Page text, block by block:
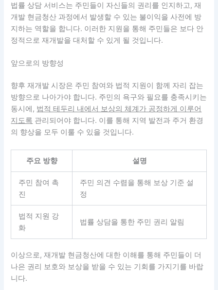
법률 상담 서비스는 주민들이 자신들의 권리를 인지하고, 재
개발 현금청산 과정에서 발생할 수 있는 불이익을 사전에 방
지하는 역할을 합니다. 이러한 지원을 통해 주민들은 보다 안
정적으로 재개발을 대처할 수 있게 될 것입니다.
앞으로의 방향성
향후 재개발 시장은 주민 참여와 법적 지원이 함께 자리 잡는
방향으로 나아가야 합니다. 주민의 욕구와 필요를 충족시키는
동시에, 법적 테두리 내에서 보상의 체계가 공정하게 이루어
지도록 관리되어야 합니다. 이를 통해 지역 발전과 주거 환경
의 향상을 모두 이룰 수 있을 것입니다.
주요 방향 설명
주민 참여 촉
진
주민 의견 수렴을 통해 보상 기준 설
정
법적 지원 강
화
법률 상담을 통한 주민 권리 알림
이상으로, 재개발 현금청산에 대한 이해를 통해 주민들이 더
나은 권리 보호와 보상을 받을 수 있는 기회를 가지기를 바랍
니다.